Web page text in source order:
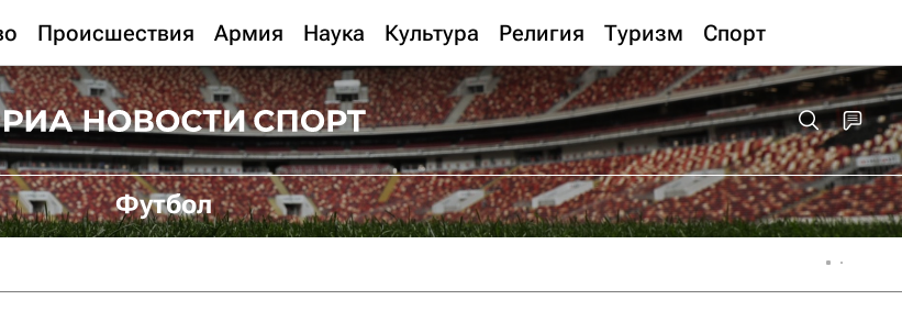
Происшествия Армия Наука Культура Религия Туризм Спорт
Футбол